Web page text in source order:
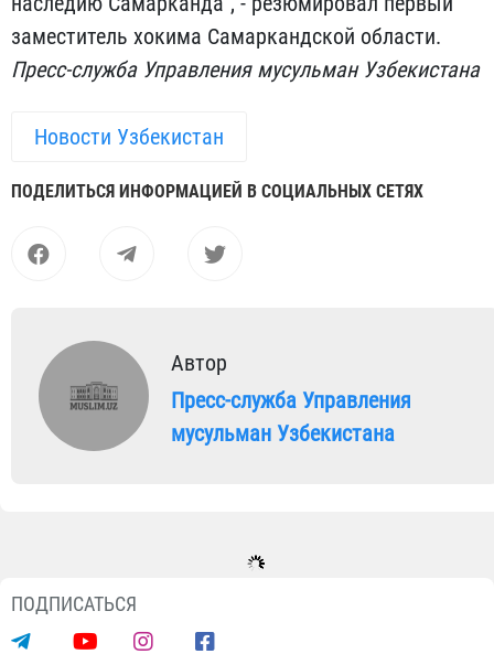
заместитель хокима Самаркандской области.
Пресс-служба Управления мусульман Узбекистана
Новости Узбекистан
ПОДЕЛИТЬСЯ ИНФОРМАЦИЕЙ В СОЦИАЛЬНЫХ СЕТЯХ
Автор
Пресс-служба Управления
мусульман Узбекистана
ПОДПИСАТЬСЯ